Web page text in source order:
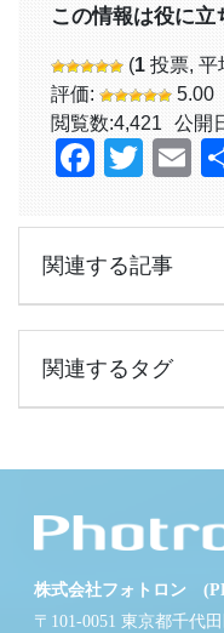
この情報は役に立
(1 投票, 平
評価:
5.00
閲覧数:4,421 公開
関連する記事
関連するタグ
株式会社フォトロン
〒101-0051 東京都千代